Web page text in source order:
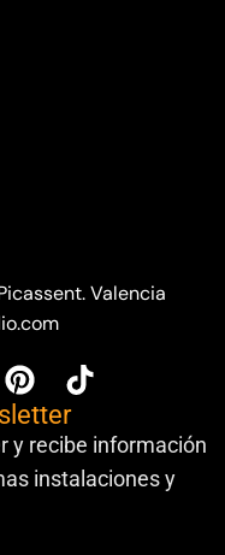
Valencia
y recibe información
instalaciones y